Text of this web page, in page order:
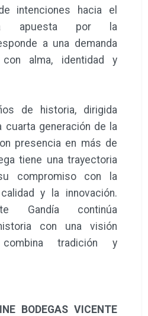
intenciones hacia el
apuesta por la
a una demanda
alma, identidad y
de historia, dirigida
cuarta generación de la
presencia en más de
tiene una trayectoria
compromiso con la
y la innovación.
Gandía continúa
con una visión
tradición y
BODEGAS VICENTE